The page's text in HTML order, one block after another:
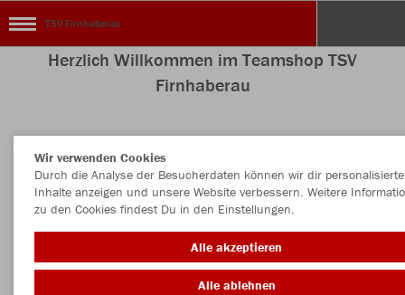
TSV Firnhaberau
Herzlich Willkommen im Teamshop TSV
Firnhaberau
Nachhaltig Farbe
Wir verwenden Cookies
Durch die Analyse der Besucherdaten können wir dir personalisierte
Inhalte anzeigen und unsere Website verbessern. Weitere
zu den Cookies findest Du in den Einstellungen.
Alle akzeptieren
Alle ablehnen